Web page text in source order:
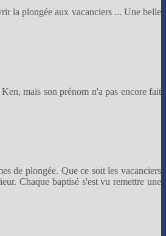
la plongée aux vacanciers ... Une belle
mais son prénom n'a pas encore fait
de plongée. Que ce soit les vacanciers
Chaque baptisé s'est vu remettre une